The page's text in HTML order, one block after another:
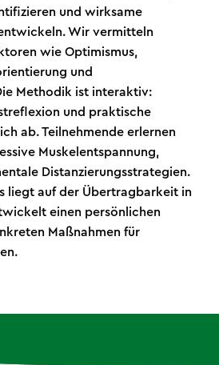
und wirksame
Wir vermitteln
wie Optimismus,
und
Methodik ist interaktiv:
und praktische
ab. Teilnehmende erlernen
Muskelentspannung,
Distanzierungsstrategien.
liegt auf der Übertragbarkeit in
einen persönlichen
Maßnahmen für